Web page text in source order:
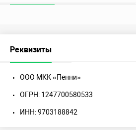
Реквизиты
ООО МКК «Пенни»
ОГРН: 1247700580533
ИНН: 9703188842